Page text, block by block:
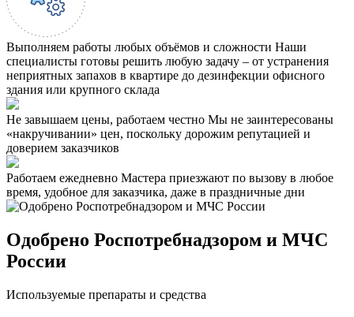
Выполняем работы любых объёмов и сложности Наши
специалисты готовы решить любую задачу – от устранения
неприятных запахов в квартире до дезинфекции офисного
здания или крупного склада
Не завышаем цены, работаем честно Мы не заинтересованы
«накручивании» цен, поскольку дорожим репутацией и
доверием заказчиков
Работаем ежедневно Мастера приезжают по вызову в любое
время, удобное для заказчика, даже в праздничные дни
Одобрено Роспотребнадзором и МЧС
России
Используемые препараты и средства